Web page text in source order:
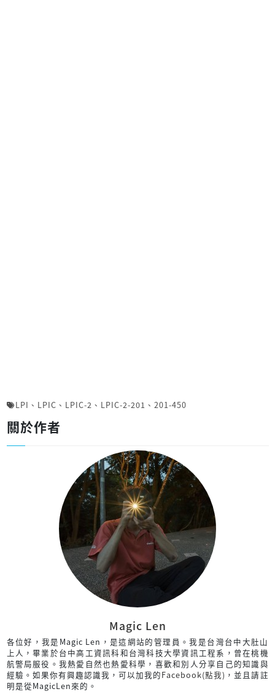
LPI 、 LPIC 、 LPIC-2 、 LPIC-2-201 、 201-450
關於作者
Magic Len
各位好，我是Magic Len，是這網站的管理員。我是台灣台中大肚山
上人，畢業於台中高工資訊科和台灣科技大學資訊工程系，曾在桃機
航警局服役。我熱愛自然也熱愛科學，喜歡和別人分享自己的知識與
經驗。如果你有興趣認識我，可以加我的Facebook(點我) ，並且請註
明是從MagicLen來的。